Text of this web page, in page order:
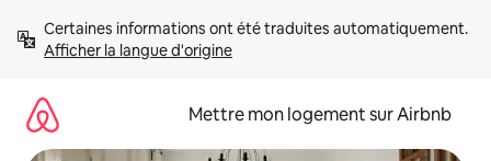
directement
Afficher la langue d'origine
Mettre mon logement sur Airbnb